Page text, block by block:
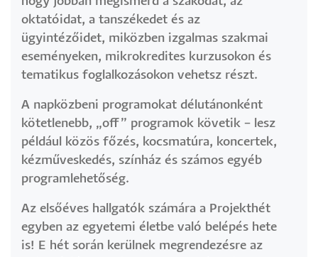
oktatóidat, a tanszékedet és az
ügyintézőidet, miközben izgalmas szakmai
eseményeken, mikrokredites kurzusokon és
tematikus foglalkozásokon vehetsz részt.
A napközbeni programokat délutánonként
kötetlenebb, „off” programok követik – lesz
például közös főzés, kocsmatúra, koncertek,
kézműveskedés, színház és számos egyéb
programlehetőség.
Az elsőéves hallgatók számára a Projekthét
egyben az egyetemi életbe való belépés hete
is! E hét során kerülnek megrendezésre az